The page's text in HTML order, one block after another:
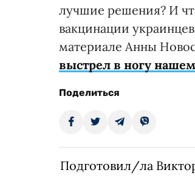
лучшие решения? И
вакцинации
материале Анны
выстрел в ногу
Поделиться
Подготовил/ла